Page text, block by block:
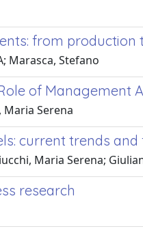
from production
Marasca, Stefano
of Management
Maria Serena
current trends
Maria Serena;
research